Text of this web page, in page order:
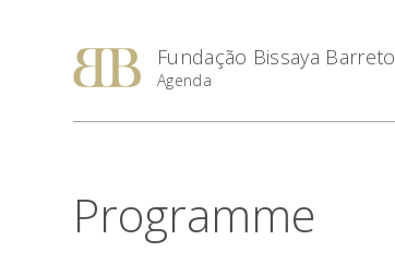
Fundação Bissaya Barreto
Agenda
Programme